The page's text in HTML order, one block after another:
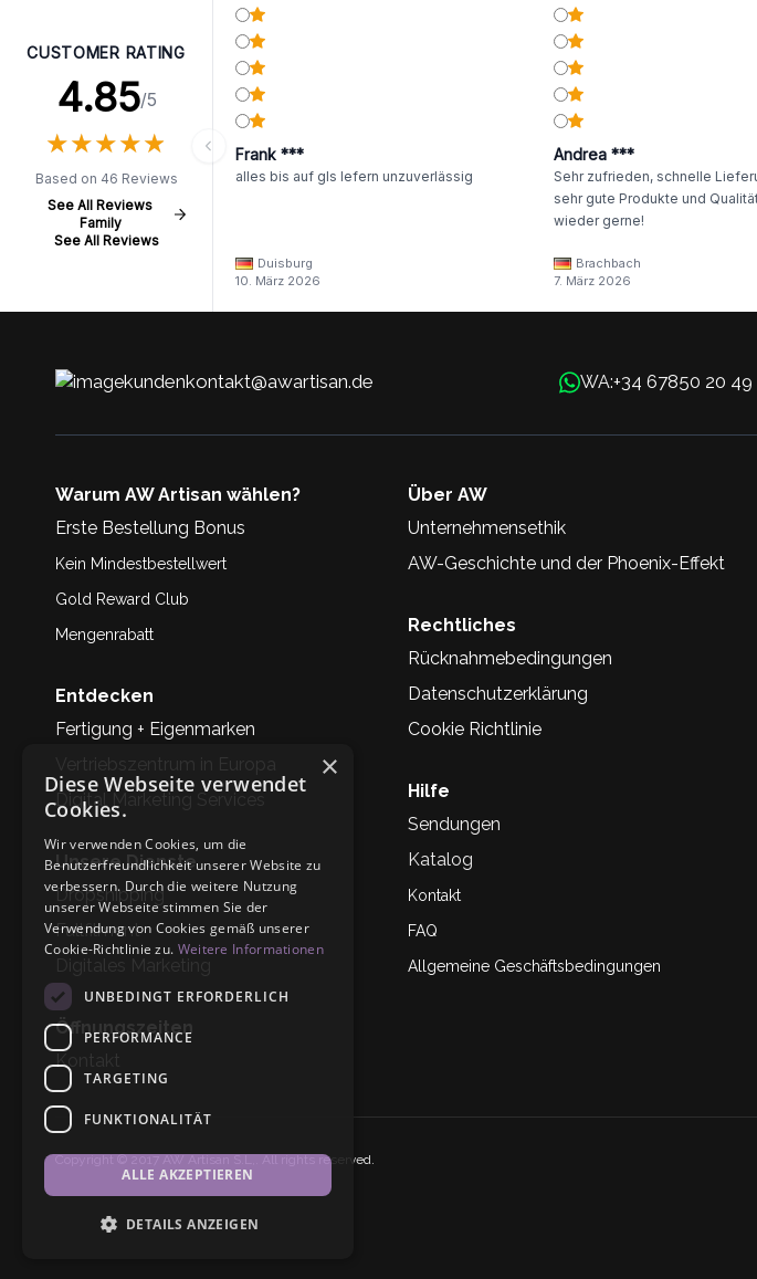
CUSTOMER RATING
4.85/5
★★★★★
★★★★★
Based on 46 Reviews
See All Reviews
Family
See All Reviews
Frank ***
alles bis auf gls lefern unzuverlässig
Duisburg
10. März 2026
Andrea ***
Sehr zufrieden, schnelle
sehr gute Produkte und
wieder gerne!
Brachbach
7. März 2026
kundenkontakt@awartisan.de WA:+34 67850 20 49
Warum AW Artisan wählen?
Erste Bestellung Bonus
Kein Mindestbestellwert
Gold Reward Club
Mengenrabatt
Entdecken
Fertigung + Eigenmarken
Vertriebszentrum in Europa
Digital Marketing Services
Unsere Dienste
Dropshipping
Fullfilment
Digitales Marketing
Öffnungszeiten
Kontakt
Über AW
Unternehmensethik
AW-Geschichte und der Phoenix-Effekt
Rechtliches
Rücknahmebedingungen
Datenschutzerklärung
Cookie Richtlinie
Hilfe
Sendungen
Katalog
Kontakt
FAQ
Allgemeine Geschäftsbedingungen
Copyright © 2017 AW Artisan S.L,. All rights reserved.
×
Diese Webseite verwendet
Cookies.
Wir verwenden Cookies, um die
Benutzerfreundlichkeit unserer Website zu
verbessern. Durch die weitere Nutzung
unserer Webseite stimmen Sie der
Verwendung von Cookies gemäß unserer
Cookie-Richtlinie zu. Weitere Informationen
UNBEDINGT ERFORDERLICH
PERFORMANCE
TARGETING
FUNKTIONALITÄT
ALLE AKZEPTIEREN
DETAILS ANZEIGEN